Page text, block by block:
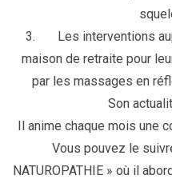
3. Les interventions
maison de retraite pour
par les massages en
Son
Il anime chaque mois une
Vous pouvez le
NATUROPATHIE » où il